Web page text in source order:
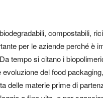
compostabili,
per le aziende perché è
tempo si citano ibiopolimeri
evoluzione del food
delle materie prime di